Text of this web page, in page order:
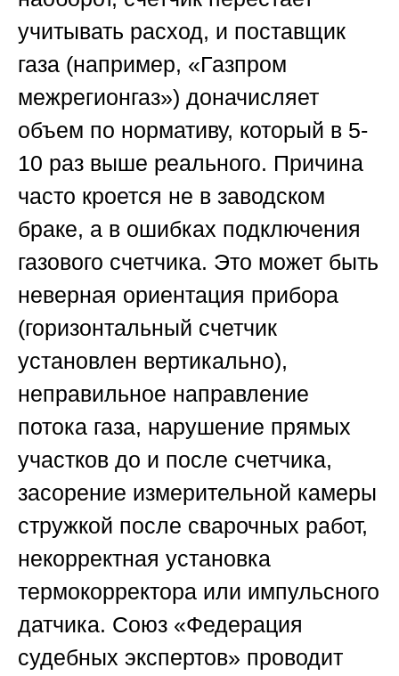
учитывать расход, и поставщик
газа (например, «Газпром
межрегионгаз») доначисляет
объем по нормативу, который в 5-
10 раз выше реального. Причина
часто кроется не в заводском
браке, а в ошибках подключения
газового счетчика. Это может быть
неверная ориентация прибора
(горизонтальный счетчик
установлен вертикально),
неправильное направление
потока газа, нарушение прямых
участков до и после счетчика,
засорение измерительной камеры
стружкой после сварочных работ,
некорректная установка
термокорректора или импульсного
датчика. Союз «Федерация
судебных экспертов» проводит